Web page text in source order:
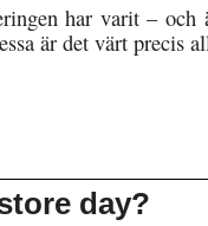
har varit – och
är det värt precis
day?